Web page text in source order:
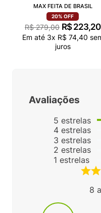
MAX FEITA DE BRASIL
20% OFF
R$ 279,00 R$ 223,20
Em até 3x R$ 74,40
juros
Avaliações
5 estrelas
4 estrelas
3 estrelas
2 estrelas
1 estrelas
8